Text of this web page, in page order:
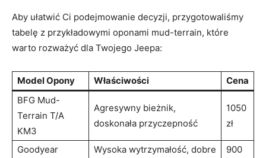
Aby ułatwić Ci podejmowanie ⁢decyzji,⁣ przygotowaliśmy
tabelę z‌ przykładowymi oponami mud-terrain, które
warto rozważyć dla Twojego Jeepa:
Model​ Opony Właściwości
Cena
BFG Mud-
Terrain T/A⁣
KM3
Agresywny bieżnik,
doskonała ⁢przyczepność
1050
zł
Goodyear
Wysoka ⁣wytrzymałość, dobre‍
900